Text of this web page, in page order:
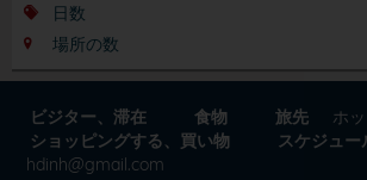
日数
場所の数
ビジター、滞在 食物
旅先
ショッピングする、買い物
スケジュー
ホ
hdinh@gmail.com